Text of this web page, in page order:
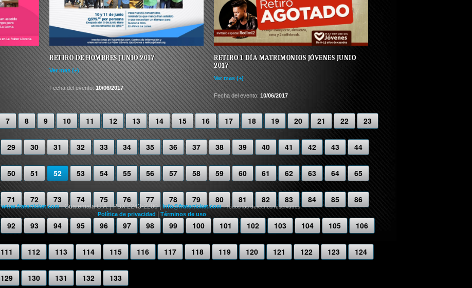
RETIRO DE HOMBRES JUNIO 2017
Ver mas (+)
Fecha del evento:10/06/2017
RETIRO 1 DÍA MATRIMONIOS JÓVENES JUNIO
2017
Ver mas (+)
Fecha del evento: 10/06/2017
7 8 9 10 11 12 13 14 15 16 17 18 19 20 21 22 23
29 30 31 32 33 34 35 36 37 38 39 40 41 42 43 44
50 51 52 53 54 55 56 57 58 59 60 61 62 63 64 65
71 72 73 74 75 76 77 78 79 80 81 82 83 84 85 86
92 93 94 95 96 97 98 99 100 101 102 103 104 105 106
111 112 113 114 115 116 117 118 119 120 121 122 123 124
129 130 131 132 133
www.fraterticket.com | Guatemala C.A. | PBX 2243-2200 | info@fraterticket.com - Todos los derechos reservados.
Política de privacidad Términos de uso